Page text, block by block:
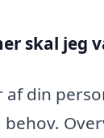
skal jeg
din